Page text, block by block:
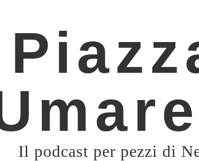
Il podcast per pezzi di